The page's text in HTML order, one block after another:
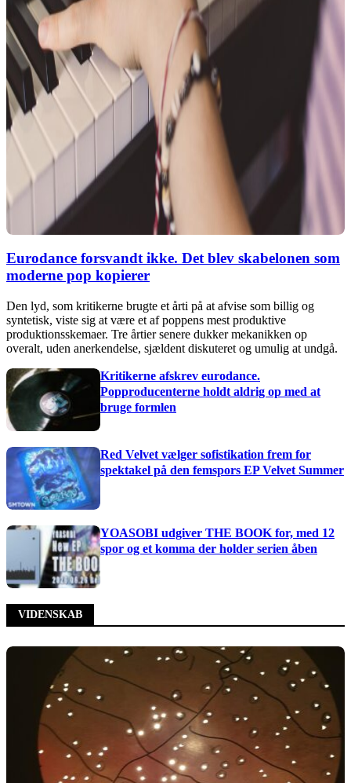
Eurodance forsvandt ikke. Det blev skabelonen som
moderne pop kopierer
Den lyd, som kritikerne brugte et årti på at afvise som billig og
syntetisk, viste sig at være et af poppens mest produktive
produktionsskemaer. Tre årtier senere dukker mekanikken op
overalt, uden anerkendelse, sjældent diskuteret og umulig at undgå.
Kritikerne afskrev eurodance.
Popproducenterne holdt aldrig op med at
bruge formlen
Red Velvet vælger sofistikation frem for
spektakel på den femspors EP Velvet Summer
YOASOBI udgiver THE BOOK for, med 12
spor og et komma der holder serien åben
VIDENSKAB